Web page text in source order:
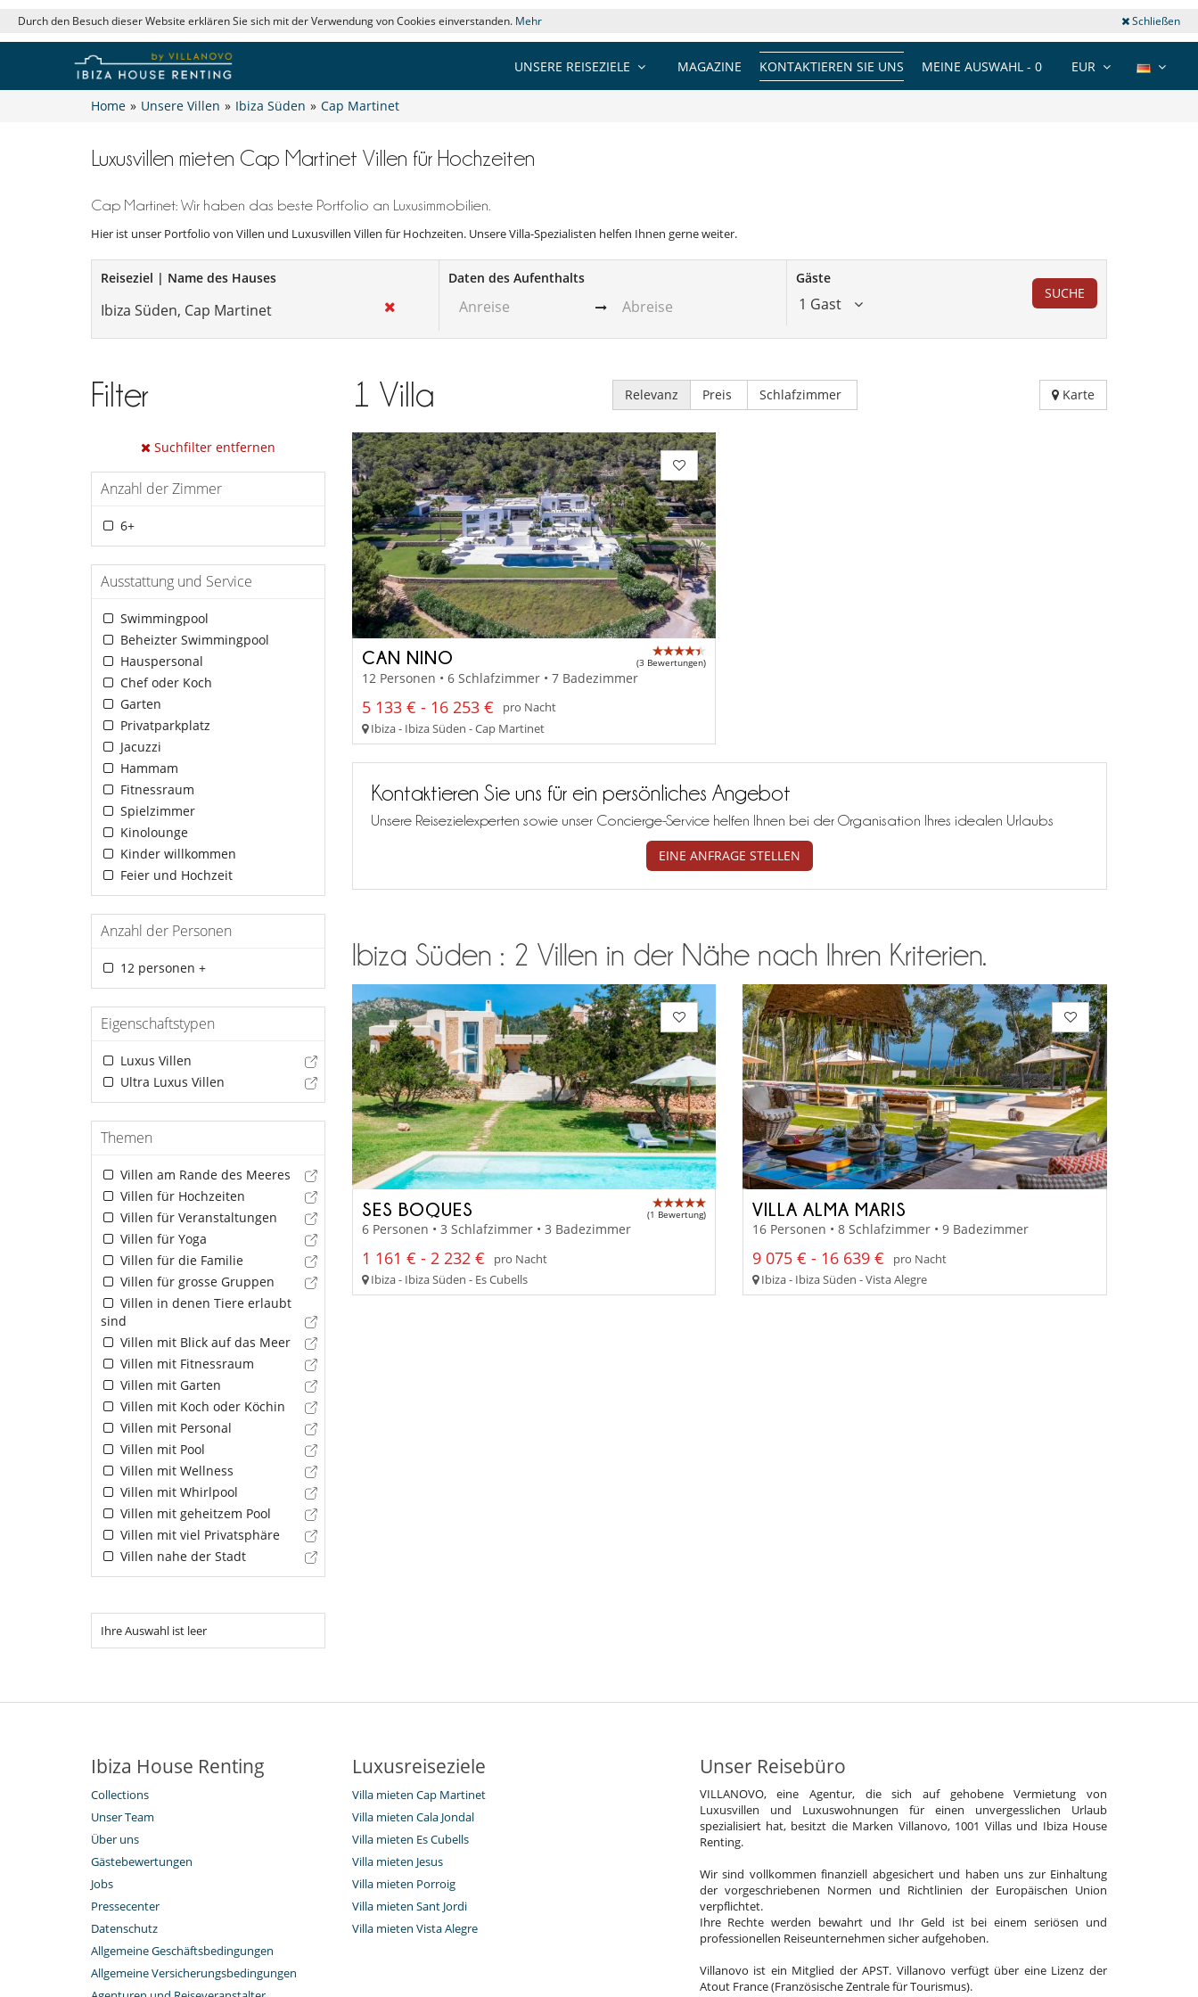
Durch den Besuch dieser Website erklären Sie sich mit der Verwendung von Cookies einverstanden. Mehr Schließen
EUR
MEINE AUSWAHL - 0
KONTAKTIEREN SIE UNS
MAGAZINE
UNSERE REISEZIELE
Home » Unsere Villen » Ibiza Süden » Cap Martinet
Luxusvillen mieten Cap Martinet Villen für Hochzeiten
Cap Martinet: Wir haben das beste Portfolio an Luxusimmobilien.
Hier ist unser Portfolio von Villen und Luxusvillen Villen für Hochzeiten. Unsere Villa-Spezialisten helfen Ihnen gerne weiter.
Reiseziel | Name des Hauses Daten des Aufenthalts Gäste
1 Gast
SUCHE
Filter
Suchfilter entfernen
Anzahl der Zimmer
6+
Ausstattung und Service
Swimmingpool
Beheizter Swimmingpool
Hauspersonal
Chef oder Koch
Garten
Privatparkplatz
Jacuzzi
Hammam
Fitnessraum
Spielzimmer
Kinolounge
Kinder willkommen
Feier und Hochzeit
Anzahl der Personen
12 personen +
Eigenschaftstypen
Luxus Villen
Ultra Luxus Villen
Themen
Villen am Rande des Meeres
Villen für Hochzeiten
Villen für Veranstaltungen
Villen für Yoga
Villen für die Familie
Villen für grosse Gruppen
Villen in denen Tiere erlaubt
sind
Villen mit Blick auf das Meer
Villen mit Fitnessraum
Villen mit Garten
Villen mit Koch oder Köchin
Villen mit Personal
Villen mit Pool
Villen mit Wellness
Villen mit Whirlpool
Villen mit geheitzem Pool
Villen mit viel Privatsphäre
Villen nahe der Stadt
Ihre Auswahl ist leer
1 Villa Relevanz Preis Schlafzimmer Karte
CAN NINO (3 Bewertungen)
12 Personen • 6 Schlafzimmer • 7 Badezimmer
5 133 € - 16 253 €
pro Nacht
Ibiza - Ibiza Süden - Cap Martinet
Kontaktieren Sie uns für ein persönliches Angebot
Unsere Reisezielexperten sowie unser Concierge-Service helfen Ihnen bei der Organisation Ihres idealen Urlaubs
EINE ANFRAGE STELLEN
Ibiza Süden : 2 Villen in der Nähe nach Ihren Kriterien.
SES BOQUES (1 Bewertung)
6 Personen • 3 Schlafzimmer • 3 Badezimmer
1 161 € - 2 232 €
pro Nacht
Ibiza - Ibiza Süden - Es Cubells
VILLA ALMA MARIS
16 Personen • 8 Schlafzimmer • 9 Badezimmer
9 075 € - 16 639 €
pro Nacht
Ibiza - Ibiza Süden - Vista Alegre
Ibiza House Renting
Collections
Unser Team
Über uns
Gästebewertungen
Jobs
Pressecenter
Datenschutz
Allgemeine Geschäftsbedingungen
Allgemeine Versicherungsbedingungen
Luxusreiseziele
Villa mieten Cap Martinet
Villa mieten Cala Jondal
Villa mieten Es Cubells
Villa mieten Jesus
Villa mieten Porroig
Villa mieten Sant Jordi
Villa mieten Vista Alegre
Unser Reisebüro
VILLANOVO, eine Agentur, die sich auf gehobene Vermietung von
Luxusvillen und Luxuswohnungen für einen unvergesslichen Urlaub
spezialisiert hat, besitzt die Marken Villanovo, 1001 Villas und Ibiza House
Renting.
Wir sind vollkommen finanziell abgesichert und haben uns zur Einhaltung
der vorgeschriebenen Normen und Richtlinien der Europäischen Union
verpflichtet.
Ihre Rechte werden bewahrt und Ihr Geld ist bei einem seriösen und
professionellen Reiseunternehmen sicher aufgehoben.
Villanovo ist ein Mitglied der APST. Villanovo verfügt über eine Lizenz der
Atout France (Französische Zentrale für Tourismus).